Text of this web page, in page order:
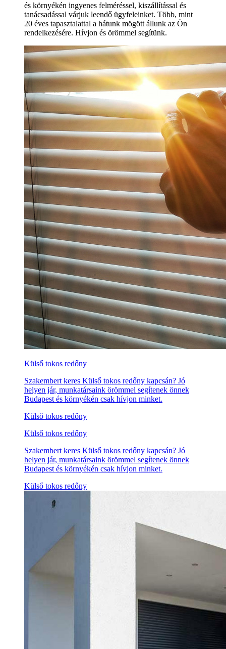
és környékén ingyenes felméréssel, kiszállítással és
tanácsadással várjuk leendő ügyfeleinket. Több, mint
20 éves tapasztalattal a hátunk mögött állunk az Ön
rendelkezésére. Hívjon és örömmel segítünk.
Külső tokos redőny
Szakembert keres Külső tokos redőny kapcsán? Jó
helyen jár, munkatársaink örömmel segítenek önnek
Budapest és környékén csak hívjon minket.
Külső tokos redőny
Külső tokos redőny
Szakembert keres Külső tokos redőny kapcsán? Jó
helyen jár, munkatársaink örömmel segítenek önnek
Budapest és környékén csak hívjon minket.
Külső tokos redőny